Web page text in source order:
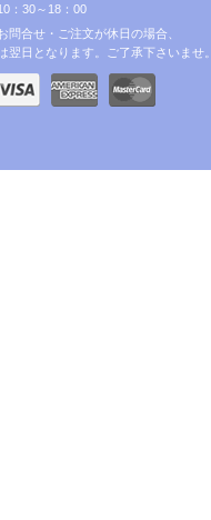
：30～18：00
問合せ・ご注文が休日の場合、
翌日となります。ご了承下さいませ。